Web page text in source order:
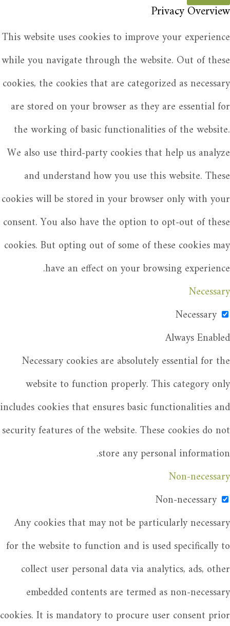
Privacy Overview
This website uses cookies to improve your experience
while you navigate through the website. Out of these
cookies, the cookies that are categorized as necessary
are stored on your browser as they are essential for
the working of basic functionalities of the website.
We also use third-party cookies that help us analyze
and understand how you use this website. These
cookies will be stored in your browser only with your
consent. You also have the option to opt-out of these
cookies. But opting out of some of these cookies may
have an effect on your browsing experience.
Necessary
Necessary
Always Enabled
Necessary cookies are absolutely essential for the
website to function properly. This category only
includes cookies that ensures basic functionalities and
security features of the website. These cookies do not
store any personal information.
Non-necessary
Non-necessary
Any cookies that may not be particularly necessary
for the website to function and is used specifically to
collect user personal data via analytics, ads, other
embedded contents are termed as non-necessary
cookies. It is mandatory to procure user consent prior